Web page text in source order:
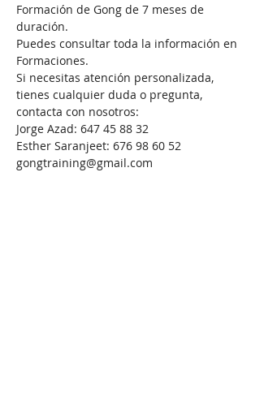
Formación de Gong de 7 meses de
duración.
Puedes consultar toda la información en
Formaciones.
Si necesitas atención personalizada,
tienes cualquier duda o pregunta,
contacta con nosotros:
Jorge Azad: 647 45 88 32
Esther Saranjeet: 676 98 60 52
gongtraining@gmail.com